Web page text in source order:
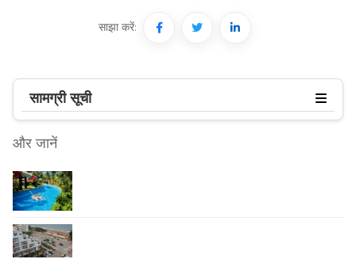
साझा करें:
सामग्री सूची
और जानें